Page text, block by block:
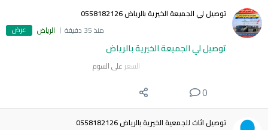
توصيل لي الجميعة الخيرية بالرياض 0558182126
منذ 35 دقيقة
الرياض عرض
توصيل لي الجميعة الخيرية بالرياض
السعر على السوم
0
توصيل اثاث للجمعية الخيرية بالرياض 0558182126